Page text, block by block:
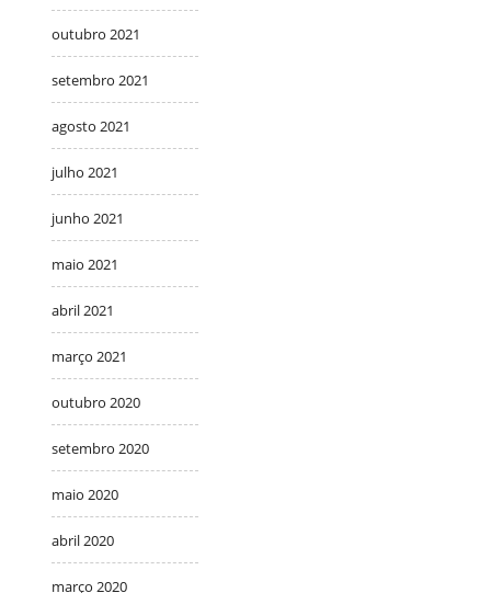
outubro 2021
setembro 2021
agosto 2021
julho 2021
junho 2021
maio 2021
abril 2021
março 2021
outubro 2020
setembro 2020
maio 2020
abril 2020
março 2020